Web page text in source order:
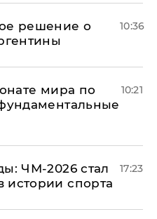
решение о
10:36
мира по
10:21
ЧМ-2026 стал
спорта
17:23